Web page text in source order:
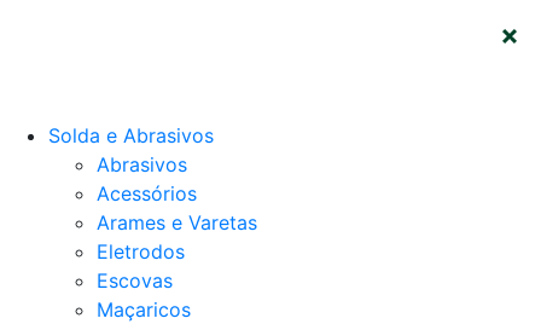
Solda e Abrasivos
Abrasivos
Acessórios
Arames e Varetas
Eletrodos
Escovas
Maçaricos